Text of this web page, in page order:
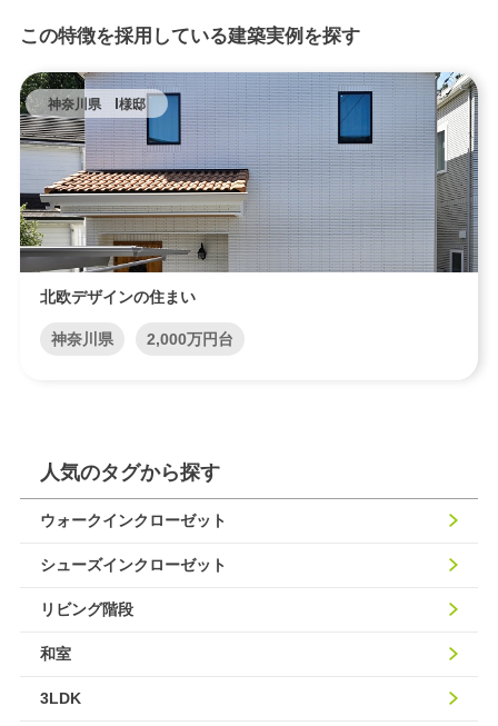
この特徴を採用している建築実例を探す
神奈川県 I様邸
北欧デザインの住まい
神奈川県 2,000万円台
人気のタグから探す
ウォークインクローゼット
シューズインクローゼット
リビング階段
和室
3LDK